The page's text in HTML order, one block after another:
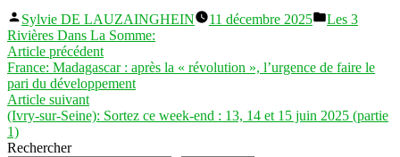
Publié
par
Sylvie DE LAUZAINGHEIN 11 décembre 2025
Publié
Les 3
Rivières Dans La Somme:
Navigation
de
l’article
Article précédentArticle
précédent :
France: Madagascar : après la « révolution », l’urgence de faire le
pari du développement
Article suivantArticle
suivant :
(Ivry-sur-Seine): Sortez ce week-end : 13, 14 et 15 juin 2025 (partie
1)
Rechercher